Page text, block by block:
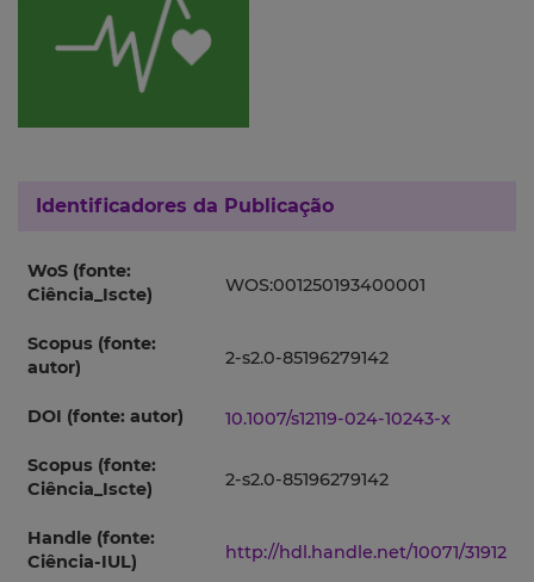
Identificadores da Publicação
WoS (fonte:
Ciência_Iscte)
WOS:001250193400001
Scopus (fonte:
autor)
2-s2.0-85196279142
DOI (fonte: autor) 10.1007/s12119-024-10243-x
Scopus (fonte:
Ciência_Iscte)
2-s2.0-85196279142
Handle (fonte:
Ciência-IUL)
http://hdl.handle.net/10071/31912